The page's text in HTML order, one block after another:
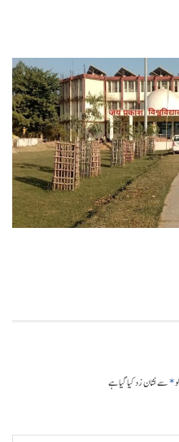
*سے نشان زد کیا گیا ہے